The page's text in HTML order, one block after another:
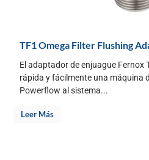
TF1 Omega Filter Flushing
El adaptador de enjuague Fernox
rápida y fácilmente una máquina
Powerflow al sistema...
Leer Más